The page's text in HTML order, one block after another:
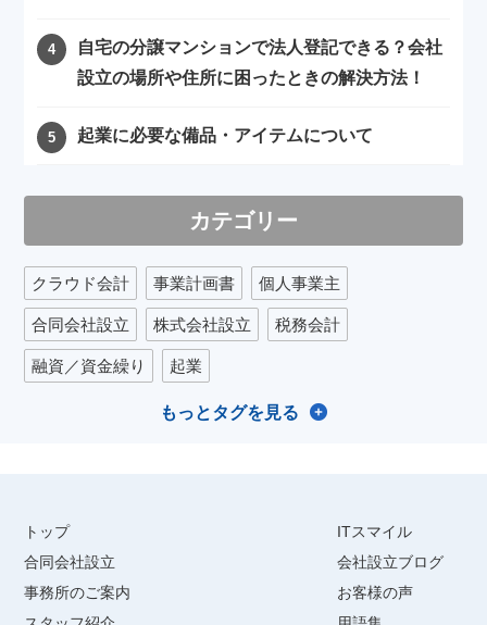
自宅の分譲マンションで法人登記できる？会社
設立の場所や住所に困ったときの解決方法！
起業に必要な備品・アイテムについて
カテゴリー
クラウド会計 事業計画書 個人事業主
合同会社設立 株式会社設立 税務会計
融資／資金繰り 起業
もっとタグを見る
トップ
合同会社設立
事務所のご案内
ITスマイル
会社設立ブログ
お客様の声